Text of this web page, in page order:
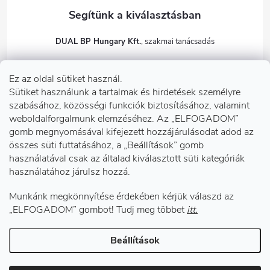
Ez az oldal sütiket használ.
Sütiket használunk a tartalmak és hirdetések személyre
szabásához, közösségi funkciók biztosításához, valamint
weboldalforgalmunk elemzéséhez. Az „ELFOGADOM”
gomb megnyomásával kifejezett hozzájárulásodat adod az
összes süti futtatásához, a „Beállítások” gomb
használatával csak az általad kiválasztott süti kategóriák
használatához járulsz hozzá.
Munkánk megkönnyítése érdekében kérjük válaszd az
„ELFOGADOM” gombot! Tudj meg többet itt.
Beállítások
Információk önnek
Telephelyeink
Facebook
DUAL BP Hungary Kft.
dualbp.hu
Copyright 2026DUAL BP Hungary Kft.. Minden jog fenntartva.Süti
beállítások szerkesztése